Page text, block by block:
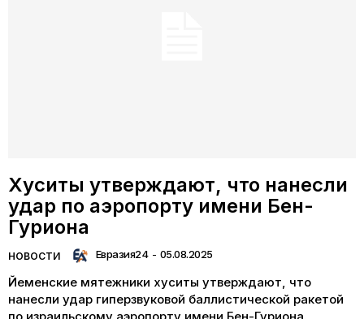
Хуситы утверждают, что нанесли
удар по аэропорту имени Бен-
Гуриона
НОВОСТИ Евразия24 - 05.08.2025
Йеменские мятежники хуситы утверждают, что
нанесли удар гиперзвуковой баллистической ракетой